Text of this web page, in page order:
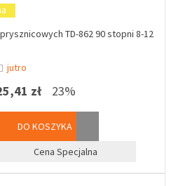
TD-862 90 stopni 8-12
jutro
zł 23%
DO KOSZYKA
Cena Specjalna